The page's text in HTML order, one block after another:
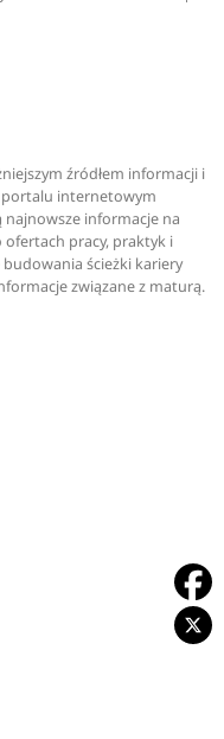
źródłem informacji i
internetowym
informacje na
ofertach pracy, praktyk i
ścieżki kariery
związane z maturą.